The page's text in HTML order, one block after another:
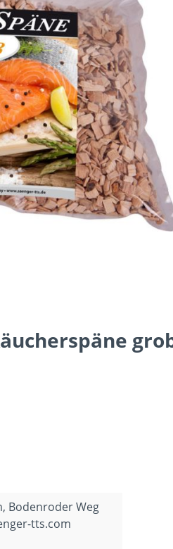
Bodenroder Weg
tts.com